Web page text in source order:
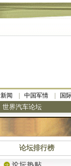
闻 中国军情 国
世界汽车论坛
论坛排行榜